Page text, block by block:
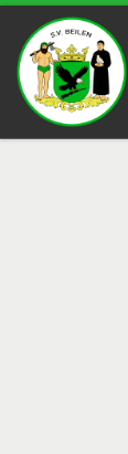
Skip to content